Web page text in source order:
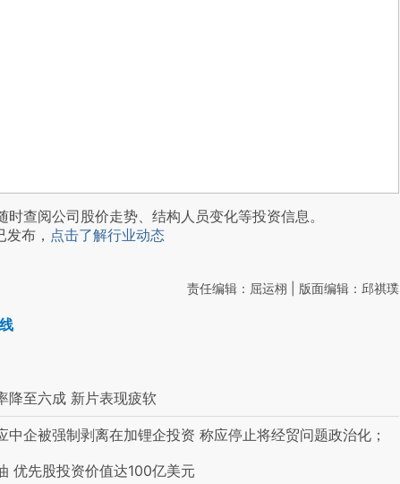
时查阅公司股价走势、结构人员变化等投资信息。
布， 点击了解行业动态
责任编辑：屈运栩 | 版面编辑：邱祺璞
降至六成 新片表现疲软
企被强制剥离在加锂企投资 称应停止将经贸问题政治化；
优先股投资价值达100亿美元